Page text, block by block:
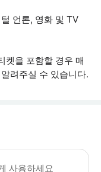
언론, 영화 및 TV
켓을 포함할 경우 매
려주실 수 있습니다.
: 120분 (옵션에 따라 소요
사용하세요